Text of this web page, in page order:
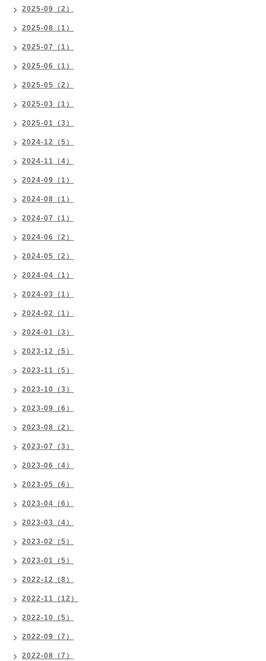
2025-09（2）
2025-08（1）
2025-07（1）
2025-06（1）
2025-05（2）
2025-03（1）
2025-01（3）
2024-12（5）
2024-11（4）
2024-09（1）
2024-08（1）
2024-07（1）
2024-06（2）
2024-05（2）
2024-04（1）
2024-03（1）
2024-02（1）
2024-01（3）
2023-12（5）
2023-11（5）
2023-10（3）
2023-09（6）
2023-08（2）
2023-07（3）
2023-06（4）
2023-05（6）
2023-04（6）
2023-03（4）
2023-02（5）
2023-01（5）
2022-12（8）
2022-11（12）
2022-10（5）
2022-09（7）
2022-08（7）